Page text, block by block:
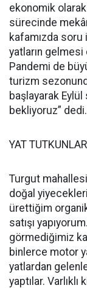
ekonomik
sürecinde
kafamızda soru
yatların
Pandemi de
turizm
başlayarak
bekliyoruz” dedi.
YAT
Turgut
doğal
ürettiğim
satışı
görmediğimiz
binlerce motor
yatlardan
yaptılar.